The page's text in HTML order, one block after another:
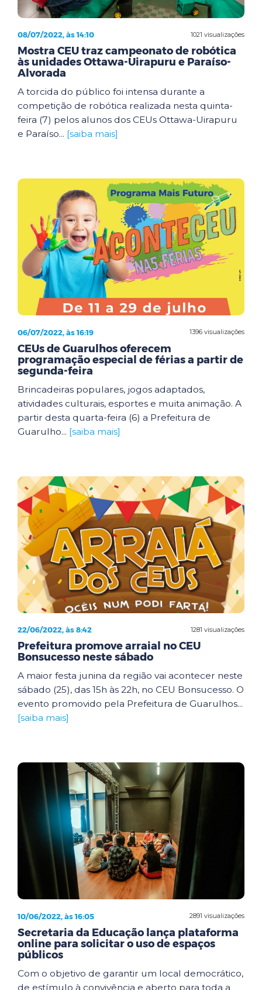
1021 visualizações
08/07/2022, às 14:10
Mostra CEU traz campeonato de robótica
às unidades Ottawa-Uirapuru e Paraíso-
Alvorada
A torcida do público foi intensa durante a
competição de robótica realizada nesta quinta-
feira (7) pelos alunos dos CEUs Ottawa-Uirapuru
e Paraíso... [saiba mais]
1396 visualizações
06/07/2022, às 16:19
CEUs de Guarulhos oferecem
programação especial de férias a partir de
segunda-feira
Brincadeiras populares, jogos adaptados,
atividades culturais, esportes e muita animação. A
partir desta quarta-feira (6) a Prefeitura de
Guarulho... [saiba mais]
1281 visualizações
22/06/2022, às 8:42
Prefeitura promove arraial no CEU
Bonsucesso neste sábado
A maior festa junina da região vai acontecer neste
sábado (25), das 15h às 22h, no CEU Bonsucesso. O
evento promovido pela Prefeitura de Guarulhos...
[saiba mais]
2891 visualizações
10/06/2022, às 16:05
Secretaria da Educação lança plataforma
online para solicitar o uso de espaços
públicos
Com o objetivo de garantir um local democrático,
de estímulo à convivência e aberto para toda a